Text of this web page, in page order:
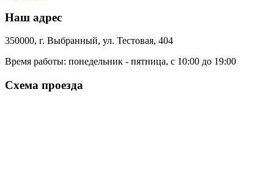
Наш адрес
350000, г. Выбранный, ул. Тестовая, 404
Время работы: понедельник - пятница, с 10:00 до 19:00
Схема проезда